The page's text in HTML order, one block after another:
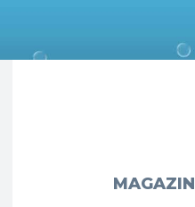
MAGAZIN